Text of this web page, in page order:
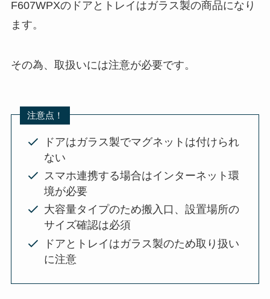
F607WPXのドアとトレイはガラス製の商品になり
ます。
その為、取扱いには注意が必要です。
注意点！
ドアはガラス製でマグネットは付けられ
ない
スマホ連携する場合はインターネット環
境が必要
大容量タイプのため搬入口、設置場所の
サイズ確認は必須
ドアとトレイはガラス製のため取り扱い
に注意